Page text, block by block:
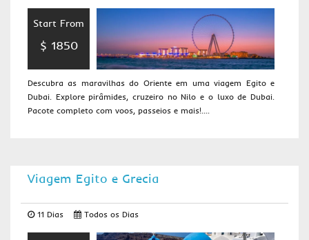
Start From
$ 1850
Descubra as maravilhas do Oriente em uma viagem Egito e
Dubai. Explore pirâmides, cruzeiro no Nilo e o luxo de Dubai.
Pacote completo com voos, passeios e mais!....
Viagem Egito e Grecia
11 Dias Todos os Dias